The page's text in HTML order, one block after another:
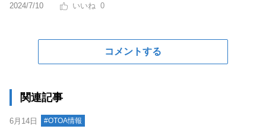
2024/7/10 0
コメントする
関連記事
6月14日 #OTOA情報